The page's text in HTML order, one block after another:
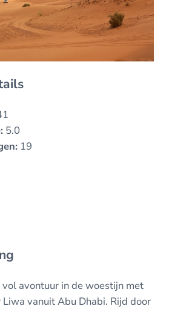
5.0
19
vol avontuur in de woestijn met
vanuit Abu Dhabi. Rijd door